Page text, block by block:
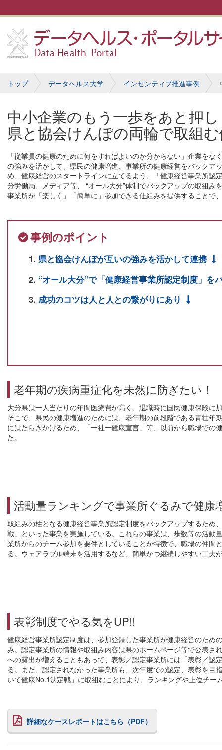
トップ データヘルス大学 インセンティブ推進事例
中小企業のもう一歩をあと押
県と協会けんぽの両輪で取組
「従業員の健康のために何をすればよいのか分からない」企業を
の強みを活かして、県民の健康増進、事業所の健康経営をバック
め、健康経営のスタートラインに立てるよう、「健康経営事業所
分労働局、メディア等、 “オール大分”体制でバックアップの取組
事業所が「楽しく」「簡単に」参加できる仕組みを提供すること
事例のポイント
県と協会けんぽが互いの強みを活かして連携
“オール大分”で「健康経営事業所認定制度」を
成功のコツは人と人との繋がりにあり
老年期の疾病重症化を未然に防ぎたい！
大分県は一人当たりの年間医療費が高く、退職時に国民健康保険
そこで、県民の健康増進のためには、老年期の前段階である青壮
にはたらきかけるため、「一社一健康宣言」等、以前から職場で
た。
活動量ランキングで事業所ぐるみで健康
取組みの柱となる健康経営事業所認定制度をバックアップするた
戦」といった事業を実施している。これらの事業は、歩数等の活
業所からのチーム参加を要件としていることが特徴で、職場の仲間
る。ウェアラブル端末を活用するなど、簡単かつ継続しやすい工夫
表彰制度でやる気をUP!!
健康経営事業所認定制度は、参加登録した事業所が健康経営のた
み。認定事業所の情報や取組み内容は県のホームページ等で公表
への露出が増えることもあって、表彰／認定事業所には「表彰／
る。また、認定されなかった事業所も、次年度での認定、表彰を
いて健康No.1決定戦」に取組むことにより、ランキングや上位チ
詳細なケースレポートはこちら（PDF）